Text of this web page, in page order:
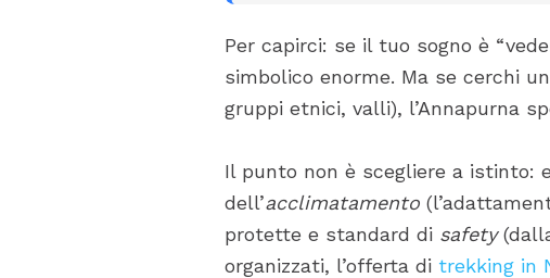
Per capirci: se il tuo sogno è
simbolico enorme. Ma se cerchi
gruppi etnici, valli), l’Annapurna
Il punto non è scegliere a istinto:
dell’acclimatamento
protette e standard di safety
organizzati, l’offerta ditrekking in